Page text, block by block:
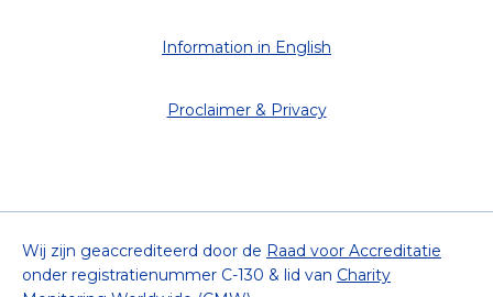
Information in English
Proclaimer & Privacy
Wij zijn geaccrediteerd door de Raad voor Accreditatie
onder registratienummer C-130 & lid van Charity